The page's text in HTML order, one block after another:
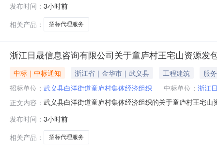
年8月8日至2026年8月14日。公示期间，任何单位或个
示期满无异议后，学校将按
发布时间： 3小时前
相关产品：
招标代理服务
浙江日晟信息咨询有限公司关于童庐村王宅山资源发
中标｜中标通知 浙江省｜金华市｜武义县 工程建筑
服务
招标单位： 武义县白洋街道童庐村集体经济组织 中标单位： 浙江
正文内容： 武义县白洋街道童庐村集体经济组织的关于童庐村王宅
内与项目委托单位联系人接洽，并做好签订中介服务合
组织2026-
发布时间： 3小时前
相关产品：
招标代理服务